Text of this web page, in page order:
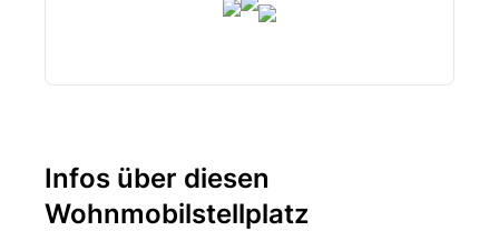
Infos über diesen
Wohnmobilstellplatz